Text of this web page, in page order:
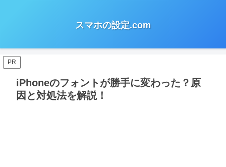
スマホの設定.com
PR
iPhoneのフォントが勝手に変わった？原
因と対処法を解説！